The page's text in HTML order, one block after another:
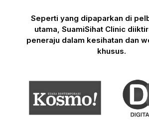
Seperti yang dipaparkan di
utama, SuamiSihat Clinic
peneraju dalam kesihatan dan
khusus.